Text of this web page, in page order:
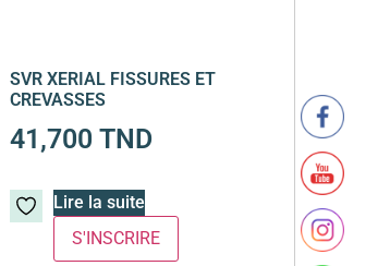
SVR XERIAL FISSURES ET
CREVASSES
41,700 TND
Lire la suite